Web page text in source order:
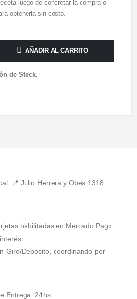
luego de concretar la compra o
obtenerla sin costo.
AÑADIR AL CARRITO
de Stock.
📍 Julio Herrera y Obes 1318
habilitadas en Mercado Pago,
Giro/Depósito, coordinando por
Entrega: 24hs